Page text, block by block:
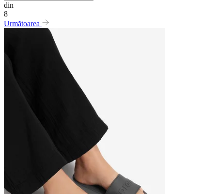
din
8
Următoarea